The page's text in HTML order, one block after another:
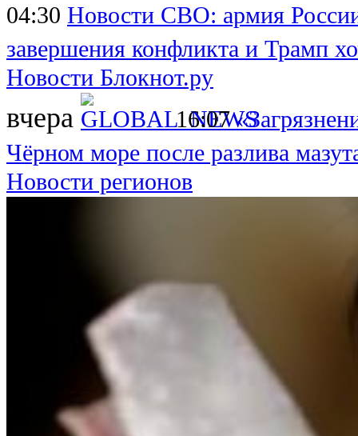
04:30 Новости СВО: армия
завершения конфликта и Трамп
Новости Блокнот.ру
вчера 16:07
Чёрном море после разлива
Новости регионов